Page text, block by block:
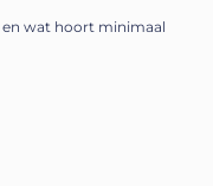
en wat hoort minimaal